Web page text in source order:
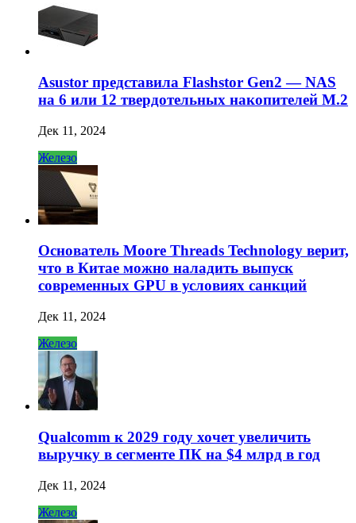
Asustor представила Flashstor Gen2 — NAS
на 6 или 12 твердотельных накопителей M.2
Дек 11, 2024
Железо
Основатель Moore Threads Technology верит,
что в Китае можно наладить выпуск
современных GPU в условиях санкций
Дек 11, 2024
Железо
Qualcomm к 2029 году хочет увеличить
выручку в сегменте ПК на $4 млрд в год
Дек 11, 2024
Железо